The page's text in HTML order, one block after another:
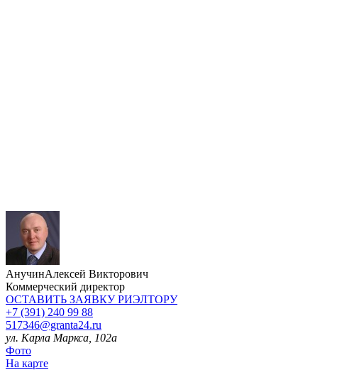
АнучинАлексей Викторович
Коммерческий директор
ОСТАВИТЬ ЗАЯВКУРИЭЛТОРУ
+7 (391) 240 99 88
517346@granta24.ru
ул. Карла Маркса, 102а
Фото
На карте